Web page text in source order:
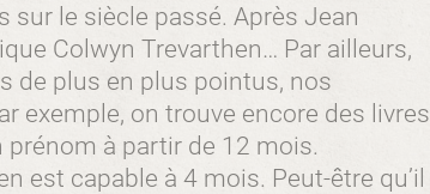
le siècle passé. Après Jean
Colwyn Trevarthen… Par ailleurs,
de plus en plus pointus, nos
exemple, on trouve encore des livres
à partir de 12 mois.
est capable à 4 mois. Peut-être qu’il